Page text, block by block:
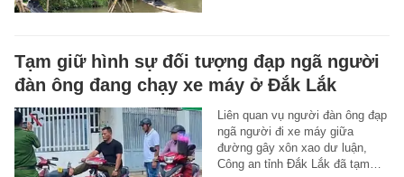
Tạm giữ hình sự đối tượng đạp ngã người
đàn ông đang chạy xe máy ở Đắk Lắk
Liên quan vụ người đàn ông đạp
ngã người đi xe máy giữa
đường gây xôn xao dư luận,
Công an tỉnh Đắk Lắk đã tạm…